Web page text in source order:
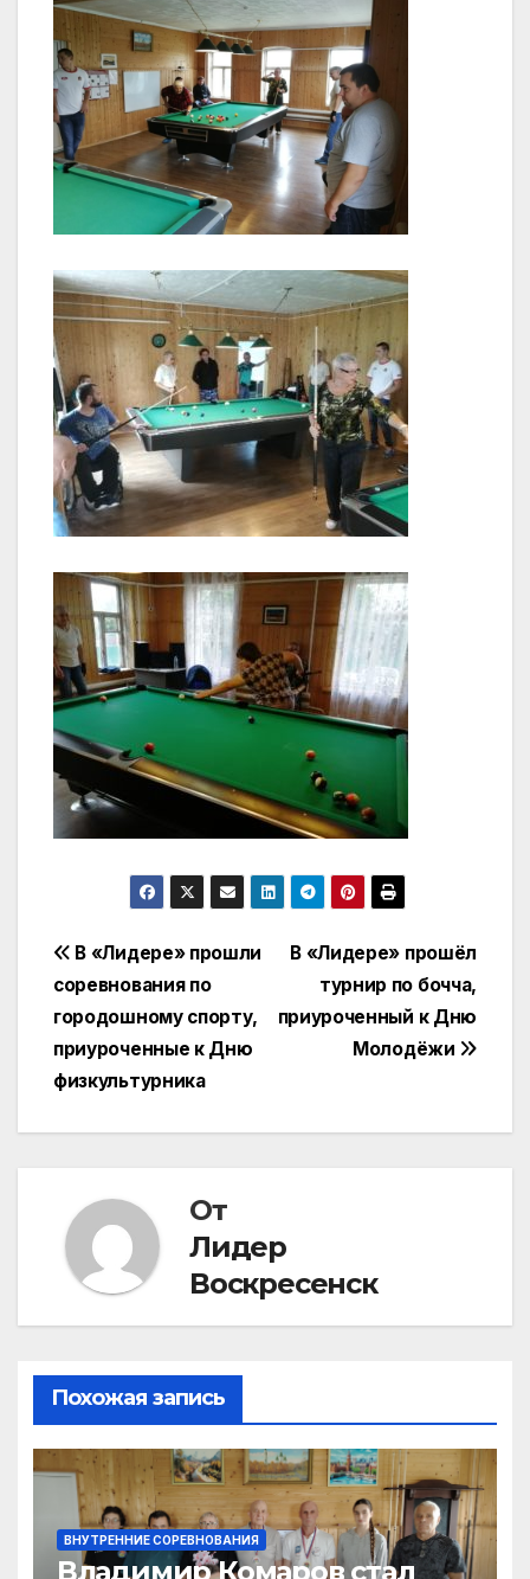
Навигация
по
записям
В «Лидере» прошёл
турнир по бочча,
приуроченный к Дню
Молодёжи
В «Лидере» прошли
соревнования по
городошному спорту,
приуроченные к Дню
физкультурника
От
Лидер
Воскресенск
Похожая запись
ВНУТРЕННИЕ СОРЕВНОВАНИЯ
Владимир Комаров стал